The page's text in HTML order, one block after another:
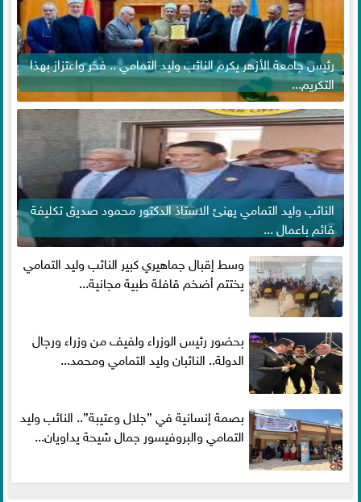
رئيس جامعة الأزهر يكرم النائب وليد التمامي .. فخر واعتزاز بهذا
التكريم...
النائب وليد التمامي يهنئ الاستاذ الدكتور محمود صديق تكليفة
قائم باعمال ...
وسط إقبال جماهيري كبير النائب وليد التمامي
يختتم أضخم قافلة طبية مجانية...
بحضور رئيس الوزراء ولفيف من وزراء ورجال
الدولة.. النائبان وليد التمامي ومحمد...
بصمة إنسانية في ”جلال وعتيبة”.. النائب وليد
التمامي والبروفيسور جمال شيحة يداويان...